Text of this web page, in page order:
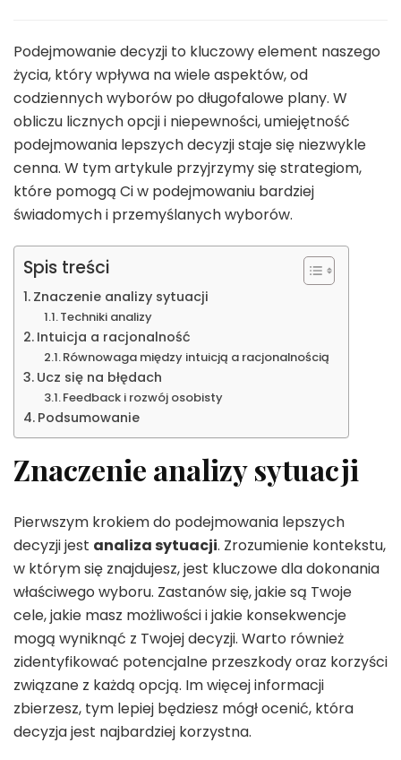
Podejmowanie decyzji to kluczowy element naszego
życia, który wpływa na wiele aspektów, od
codziennych wyborów po długofalowe plany. W
obliczu licznych opcji i niepewności, umiejętność
podejmowania lepszych decyzji staje się niezwykle
cenna. W tym artykule przyjrzymy się strategiom,
które pomogą Ci w podejmowaniu bardziej
świadomych i przemyślanych wyborów.
Spis treści
Znaczenie analizy sytuacji
Techniki analizy
Intuicja a racjonalność
Równowaga między intuicją a racjonalnością
Ucz się na błędach
Feedback i rozwój osobisty
Podsumowanie
Znaczenie analizy sytuacji
Pierwszym krokiem do podejmowania lepszych
decyzji jest analiza sytuacji. Zrozumienie kontekstu,
w którym się znajdujesz, jest kluczowe dla dokonania
właściwego wyboru. Zastanów się, jakie są Twoje
cele, jakie masz możliwości i jakie konsekwencje
mogą wyniknąć z Twojej decyzji. Warto również
zidentyfikować potencjalne przeszkody oraz korzyści
związane z każdą opcją. Im więcej informacji
zbierzesz, tym lepiej będziesz mógł ocenić, która
decyzja jest najbardziej korzystna.